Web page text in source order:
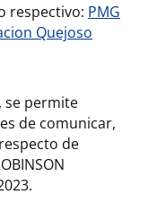
respectivo: PMG
Quejoso
se permite
de comunicar,
de